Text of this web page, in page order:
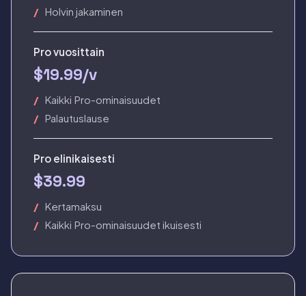
Holvin jakaminen
Pro vuosittain
$19.99/v
Kaikki Pro-ominaisuudet
Palautuslause
Pro elinikaisesti
$39.99
Kertamaksu
Kaikki Pro-ominaisuudet ikuisesti